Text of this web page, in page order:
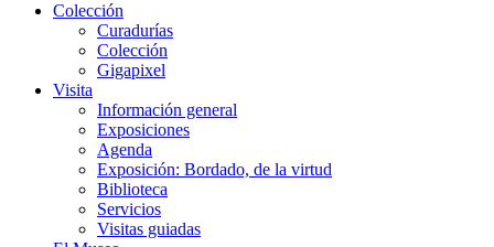
Colección
Curadurías
Colección
Gigapixel
Visita
Información general
Exposiciones
Agenda
Exposición: Bordado, de la virtud
Biblioteca
Servicios
Visitas guiadas